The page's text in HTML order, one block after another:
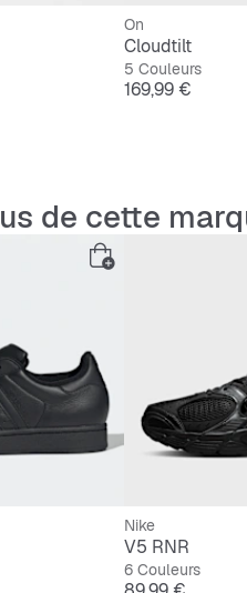
On
Cloudtilt
5 Couleurs
Prix
169,99 €
de cette
Nike
V5 RNR
6 Couleurs